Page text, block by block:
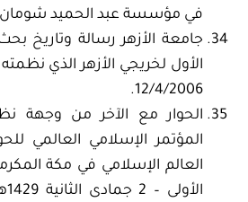
في مؤسسة عبد الحميد شومان بتاريخ
جامعة الأزهر رسالة وتاريخ
12/4/2006.
الحوار مع الآخر من وجهة
المؤتمر الإسلامي العالمي